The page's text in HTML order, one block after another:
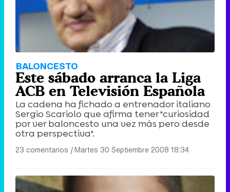
BALONCESTO
Este sábado arranca la Liga
ACB en Televisión Española
La cadena ha fichado a entrenador italiano
Sergio Scariolo que afirma tener "curiosidad
por ver baloncesto una vez más pero desde
otra perspectiva".
23 comentarios |Martes 30 Septiembre 2008 18:34